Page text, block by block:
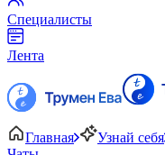
Специалисты
Лента
Главная
Узнай себя